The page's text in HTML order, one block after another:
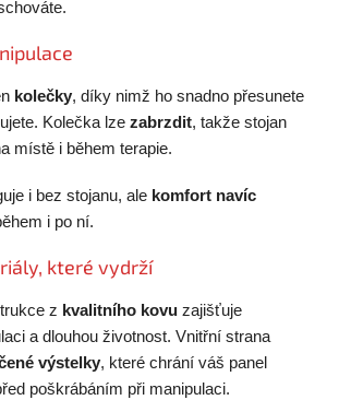
kolečky, díky nimž ho snadno přesunete
Kolečka lze zabrzdit, takže stojan
místě i během terapie.
i bez stojanu, ale komfort navíc
i po ní.
které vydrží
z kvalitního kovu zajišťuje
a dlouhou životnost. Vnitřní strana
výstelky, které chrání váš panel
poškrábáním při manipulaci.